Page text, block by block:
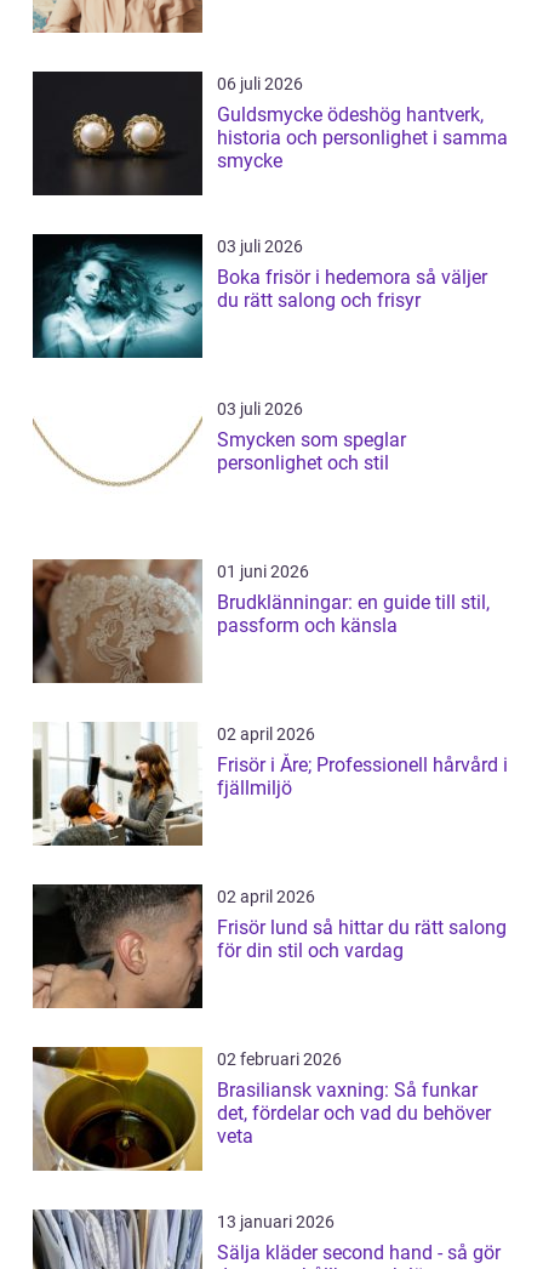
06 juli 2026
Guldsmycke ödeshög hantverk,
historia och personlighet i samma
smycke
03 juli 2026
Boka frisör i hedemora så väljer
du rätt salong och frisyr
03 juli 2026
Smycken som speglar
personlighet och stil
01 juni 2026
Brudklänningar: en guide till stil,
passform och känsla
02 april 2026
Frisör i Åre; Professionell hårvård i
fjällmiljö
02 april 2026
Frisör lund så hittar du rätt salong
för din stil och vardag
02 februari 2026
Brasiliansk vaxning: Så funkar
det, fördelar och vad du behöver
veta
13 januari 2026
Sälja kläder second hand - så gör